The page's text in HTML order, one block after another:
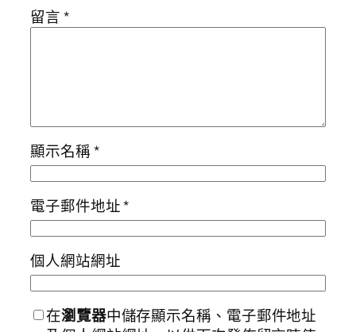
留言*
顯示名稱*
電子郵件地址*
個人網站網址
在瀏覽器中儲存顯示名稱、電子郵件地址